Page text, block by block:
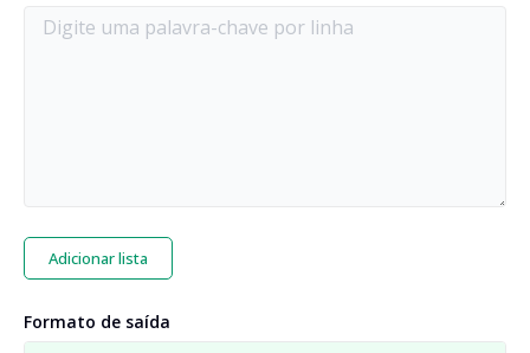
Adicionar lista
Formato de saída